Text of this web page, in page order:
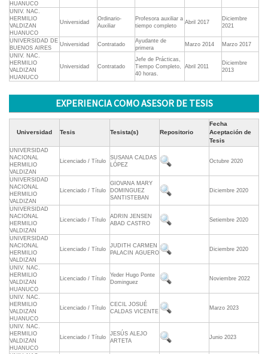
HUANUCO
UNIV. NAC.
HERMILIO
VALDIZAN
HUANUCO
Universidad
Ordinario-
Auxiliar
Profesora auxiliar a
tiempo completo
Abril 2017
Diciembre
2021
UNIVERSIDAD DE
BUENOS AIRES
Universidad Contratado
Ayudante de
primera
Marzo 2014
Marzo 2017
UNIV. NAC.
HERMILIO
VALDIZAN
HUANUCO
Universidad Contratado
Jefe de Prácticas,
Tiempo Completo,
40 horas.
Abril 2011
Diciembre
2013
EXPERIENCIA COMO ASESOR DE TESIS
Universidad Tesis Tesista(s) Repositorio
Fecha
Aceptación de
Tesis
UNIVERSIDAD
NACIONAL
HERMILIO
VALDIZAN
Licenciado / Título
SUSANA CALDAS
LÓPEZ
Octubre 2020
UNIVERSIDAD
NACIONAL
HERMILIO
VALDIZAN
Licenciado / Título
GIOVANA MARY
DOMINGUEZ
SANTISTEBAN
Diciembre 2020
UNIVERSIDAD
NACIONAL
HERMILIO
VALDIZAN
Licenciado / Título
ADRIN JENSEN
ABAD CASTRO
Setiembre 2020
UNIVERSIDAD
NACIONAL
HERMILIO
VALDIZAN
Licenciado / Título
JUDITH CARMEN
PALACIN AGUERO
Diciembre 2020
UNIV. NAC.
HERMILIO
VALDIZAN
HUANUCO
Licenciado / Título
Yeder Hugo Ponte
Dominguez
Noviembre 2022
UNIV. NAC.
HERMILIO
VALDIZAN
HUANUCO
Licenciado / Título
CECIL JOSUÉ
CALDAS VICENTE
Marzo 2023
UNIV. NAC.
HERMILIO
VALDIZAN
HUANUCO
Licenciado / Título
JESÚS ALEJO
ARTETA
Junio 2023